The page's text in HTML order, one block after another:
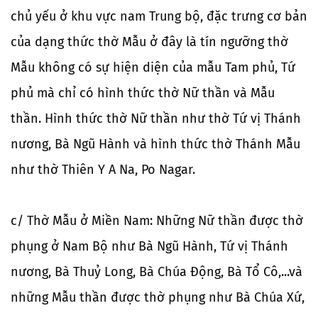
chủ yếu ở khu vực nam Trung bộ, đặc trưng cơ bản
của dạng thức thờ Mẫu ở đây là tín ngưỡng thờ
Mẫu không có sự hiện diện của mẫu Tam phủ, Tứ
phủ mà chỉ có hình thức thờ Nữ thần và Mẫu
thần. Hình thức thờ Nữ thần như thờ Tứ vị Thánh
nương, Bà Ngũ Hành và hình thức thờ Thánh Mẫu
như thờ Thiên Y A Na, Po Nagar.
c/ Thờ Mẫu ở Miền Nam: Những Nữ thần được thờ
phụng ở Nam Bộ như Bà Ngũ Hành, Tứ vị Thánh
nương, Bà Thuỷ Long, Bà Chúa Động, Bà Tổ Cô,...và
những Mẫu thần được thờ phụng như Bà Chúa Xứ,